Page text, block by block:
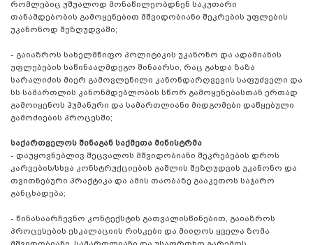
რომლებიც უშუალოდ მონაწილეობდნენ საკუთარი
თანამდებობის გამოყენებით მშვიდობიანი შეკრების უფლების
უკანონოდ შეზღუდვაში;
- გაიაზროს სახელმწიფო პოლიტიკის უკანონო და ადამიანის
უფლებების საწინააღმდეგო შინაარსი, რაც გახდა ზაზა
სარალიძის მიერ გამოვლენილი კანონდარღვევის საფუძველი და
სს სამართლის კანონმდებლობის სწორ გამოყენებასთან ერთად
გამოიყენოს ჰუმანური და სამართლიანი მიდგომები დაწყებული
გამოძიების პროცესში;
საქართველოს შინაგან საქმეთა მინისტრმა
- დაუყოვნებლივ შეცვალოს მშვიდობიანი შეკრებების დროს
კარვების/სხვა კონსტრუქციების გაშლის შეზღუდვის უკანონო და
თვითნებური პრაქტიკა და ამის თაობაზე გააკეთოს საჯარო
განცხადება;
- წინასაარჩევნო კონტექსტის გათვალისწინებით, გაიაზროს
პროცესების ესკალაციის რისკები და მიიღოს ყველა ზომა